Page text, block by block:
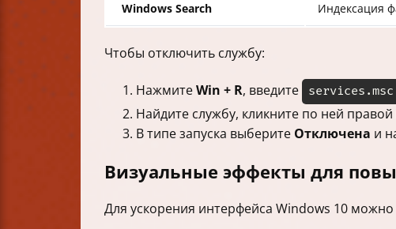
Windows Search Индексация
Чтобы отключить службу:
НажмитеWin + R, введите services.msc
Найдите службу, кликните по ней
В типе запуска выберите Отключена и
Визуальные эффекты для
Для ускорения интерфейса Windows 10